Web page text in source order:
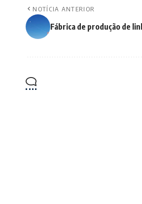
NOTÍCIA ANTERIOR
Fábrica de produção de